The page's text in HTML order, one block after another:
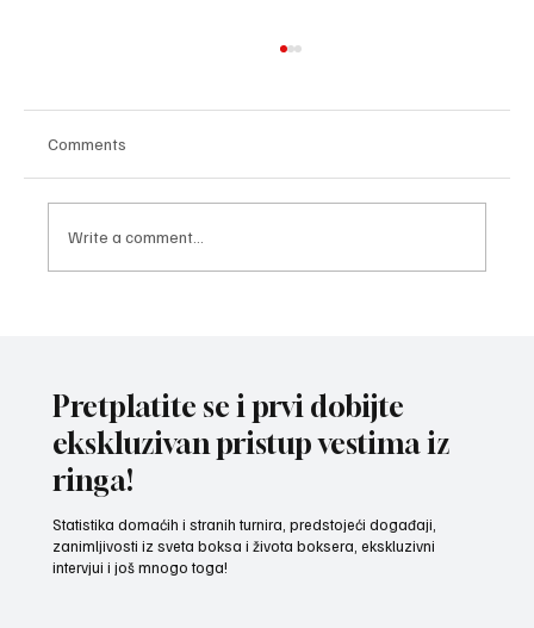
Comments
Write a comment...
Pretplatite se i prvi dobijte
ekskluzivan pristup vestima iz
ringa!
Statistika domaćih i stranih turnira, predstojeći događaji,
zanimljivosti iz sveta boksa i života boksera, ekskluzivni
intervjui i još mnogo toga!